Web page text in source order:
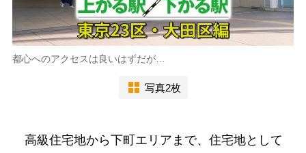
都心へのアクセスは良いはずだが…
写真2枚
高級住宅地から下町エリアまで、住宅地として